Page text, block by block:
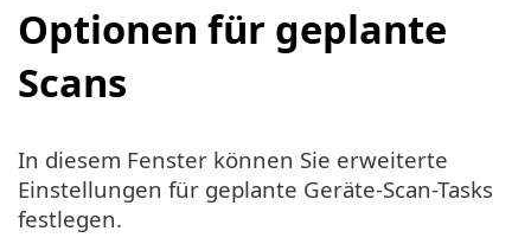
Optionen für geplante
Scans
In diesem Fenster können Sie erweiterte
Einstellungen für geplante Geräte-Scan-Tasks
festlegen.